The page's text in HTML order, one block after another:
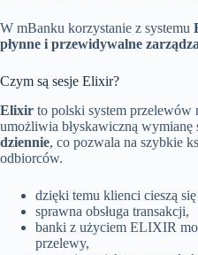
W mBanku korzystanie z systemu
płynne i przewidywalne
Czym są sesje Elixir?
Elixir to polski system
umożliwia błyskawiczną
dziennie, co pozwala na szybkie
odbiorców.
dzięki temu klienci cieszą
sprawna obsługa transakcji,
banki z użyciem ELIXIR
przelewy,